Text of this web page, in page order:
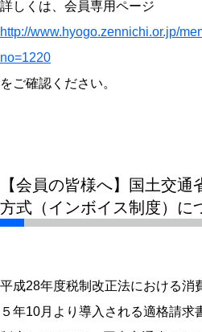
詳しくは、会員専用ページ
http://www.hyogo.zennichi.or.jp/
no=1220
をご確認ください。
【会員の皆様へ】国土交
方式（インボイス制度）に
平成28年度税制改正法における消
５年10月より導入される適格請求